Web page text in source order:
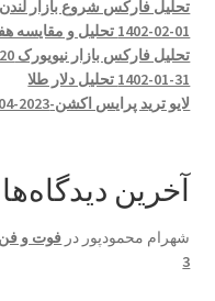
تحلیل فارکس شروع بازار لندن 21-04-2023
1402-02-01 تحلیل و مقایسه هفتگی بازار دلار طلا بورس
تحلیل فارکس بازار نیویورک 20-04-2023
1402-01-31 تحلیل دلار طلا
لایو ترید پرایس اکشن-XAUUSD_19-04-2023
آخرین دیدگاه‌ها
شهرام محمودپور در فوت و فن
3